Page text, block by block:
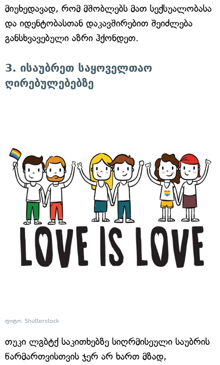
მიუხედავად, რომ მშობლებს მათ სექსუალობასა
და იდენტობასთან დაკავშირებით შეიძლება
განსხვავებული აზრი ჰქონდეთ.
3. ისაუბრეთ საყოველთაო
ღირებულებებზე
ფოტო: Shutterstock
თუკი ლგბტქ საკითხებზე სიღრმისეული საუბრის
წარმართვისთვის ჯერ არ ხართ მზად,